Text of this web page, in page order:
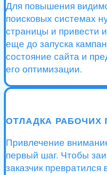
Для повышения
поисковых системах
страницы и привести
еще до запуска
состояние сайта и
его оптимизации.
ОТЛАДКА РАБОЧИХ
Привлечение
первый шаг. Чтобы
заказчик превратился